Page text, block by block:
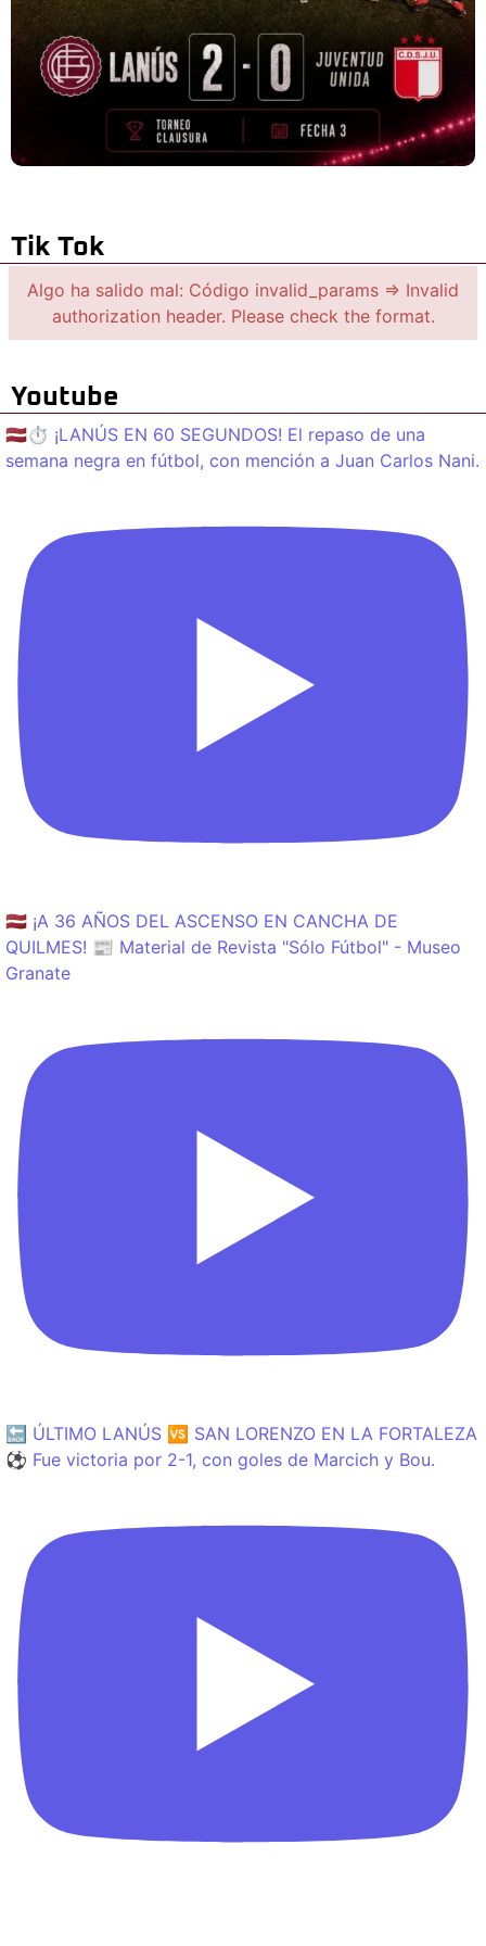
Tik Tok
Algo ha salido mal: Código invalid_params => Invalid
authorization header. Please check the format.
Youtube
🇱🇻⏱️ ¡LANÚS EN 60 SEGUNDOS! El repaso de una
semana negra en fútbol, con mención a Juan Carlos Nani.
🇱🇻 ¡A 36 AÑOS DEL ASCENSO EN CANCHA DE
QUILMES! 📰 Material de Revista "Sólo Fútbol" - Museo
Granate
🔙 ÚLTIMO LANÚS 🆚 SAN LORENZO EN LA FORTALEZA
⚽️ Fue victoria por 2-1, con goles de Marcich y Bou.